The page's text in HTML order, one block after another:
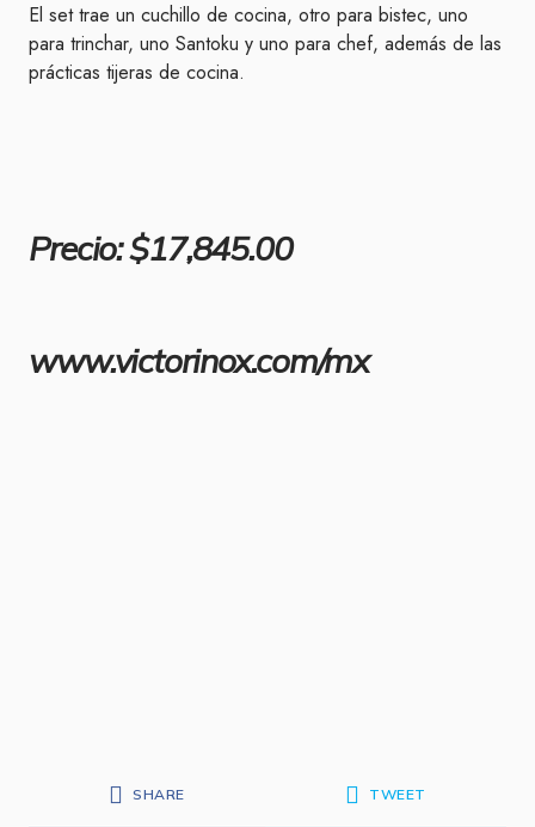
El set trae un cuchillo de cocina, otro para bistec, uno
para trinchar, uno Santoku y uno para chef, además de las
prácticas tijeras de cocina.
Precio: $17,845.00
www.victorinox.com/mx
SHARE TWEET